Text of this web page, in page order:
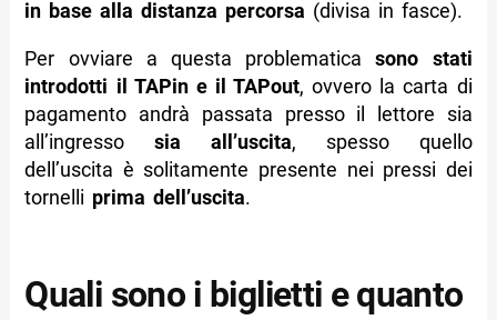
in base alla distanza percorsa (divisa in fasce).
Per ovviare a questa problematicasono stati
introdotti il TAPin e il TAPout, ovvero la carta di
pagamento andrà passata presso il lettore sia
all’ingressosia all’uscita, spesso quello
dell’uscita è solitamente presente nei pressi dei
tornelli prima dell’uscita.
Quali sono i biglietti e quanto